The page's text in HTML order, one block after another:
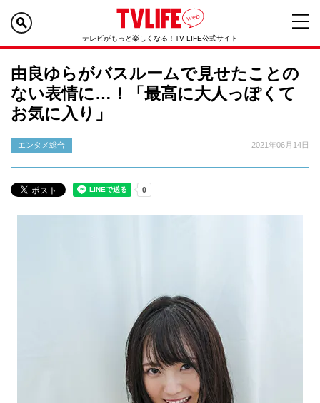
テレビがもっと楽しくなる！TV LIFE公式サイト
由良ゆらがバスルームで見せたことの
ない表情に…！「最高に大人っぽくて
お気に入り」
エンタメ総合 2021年06月14日